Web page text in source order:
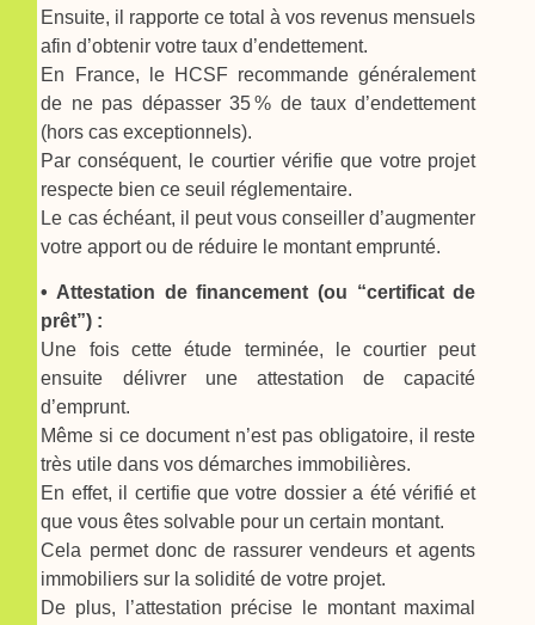
Ensuite, il rapporte ce total à vos revenus mensuels
afin d’obtenir votre taux d’endettement.
En France, le HCSF recommande généralement
de ne pas dépasser 35 % de taux d’endettement
(hors cas exceptionnels).
Par conséquent, le courtier vérifie que votre projet
respecte bien ce seuil réglementaire.
Le cas échéant, il peut vous conseiller d’augmenter
votre apport ou de réduire le montant emprunté.
• Attestation de financement (ou “certificat de
prêt”) :
Une fois cette étude terminée, le courtier peut
ensuite délivrer une attestation de capacité
d’emprunt.
Même si ce document n’est pas obligatoire, il reste
très utile dans vos démarches immobilières.
En effet, il certifie que votre dossier a été vérifié et
que vous êtes solvable pour un certain montant.
Cela permet donc de rassurer vendeurs et agents
immobiliers sur la solidité de votre projet.
De plus, l’attestation précise le montant maximal